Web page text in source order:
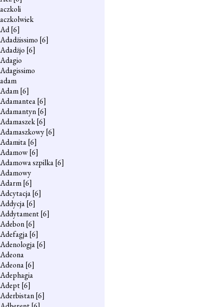
aczkoli
aczkolwiek
Ad[6]
Adadżissimo [6]
Adadżjo [6]
Adagio
Adagissimo
adam
Adam[6]
Adamantea[6]
Adamantyn[6]
Adamaszek[6]
Adamaszkowy[6]
Adamita[6]
Adamow[6]
Adamowa szpilka[6]
Adamowy
Adarm[6]
Adcytacja[6]
Addycja[6]
Addytament[6]
Adebon[6]
Adefagja[6]
Adenologja[6]
Adeona
Adeona[6]
Adephagia
Adept[6]
Aderbistan[6]